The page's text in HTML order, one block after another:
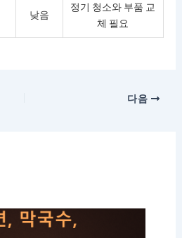
낮음
정기 청소와 부품 교
체 필요
다음